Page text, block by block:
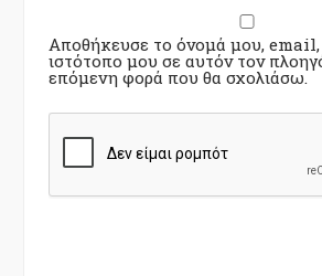
Αποθήκευσε το όνομά μου, email,
ιστότοπο μου σε αυτόν τον
επόμενη φορά που θα σχολιάσω.